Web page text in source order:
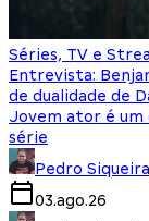
Séries, TV e
Entrevista:
de dualidade de
Jovem ator é um
série
Pedro Siqueira
03.ago.26